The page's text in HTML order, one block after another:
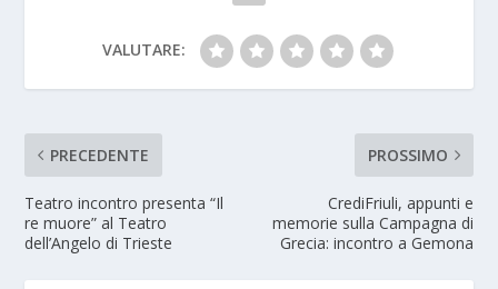
VALUTARE:
PRECEDENTE
Teatro incontro presenta “Il
re muore” al Teatro
dell’Angelo di Trieste
PROSSIMO
CrediFriuli, appunti e
memorie sulla Campagna di
Grecia: incontro a Gemona